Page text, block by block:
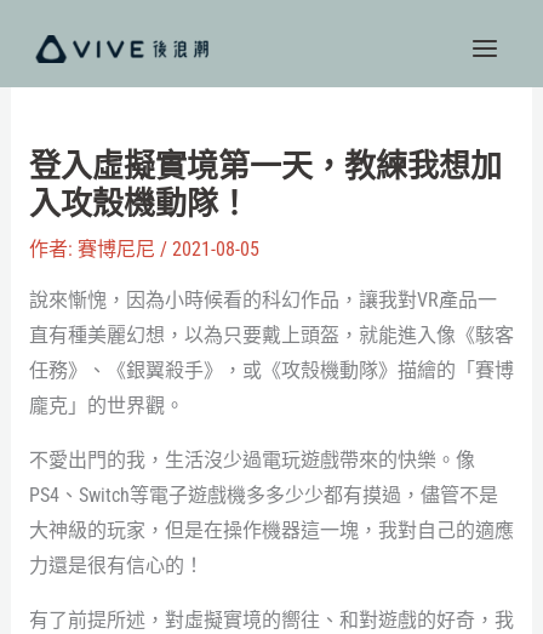
主
登入虛擬實境第一天，教練我想加
入攻殼機動隊！
作者: 賽博尼尼 / 2021-08-05
說來慚愧，因為小時候看的科幻作品，讓我對VR產品一
直有種美麗幻想，以為只要戴上頭盔，就能進入像《駭客
任務》、《銀翼殺手》，或《攻殼機動隊》描繪的「賽博
龐克」的世界觀。
不愛出門的我，生活沒少過電玩遊戲帶來的快樂。像
PS4、Switch等電子遊戲機多多少少都有摸過，儘管不是
大神級的玩家，但是在操作機器這一塊，我對自己的適應
力還是很有信心的！
有了前提所述，對虛擬實境的嚮往、和對遊戲的好奇，我